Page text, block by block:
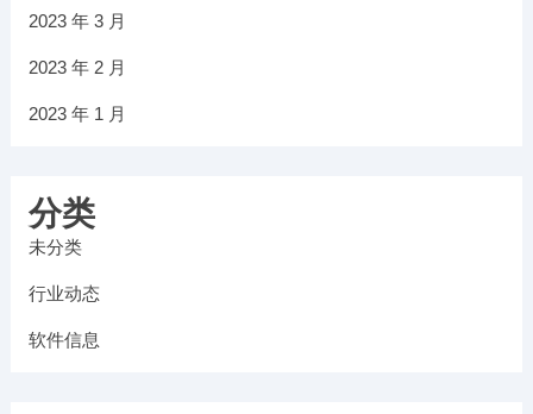
2023 年 3 月
2023 年 2 月
2023 年 1 月
分类
未分类
行业动态
软件信息